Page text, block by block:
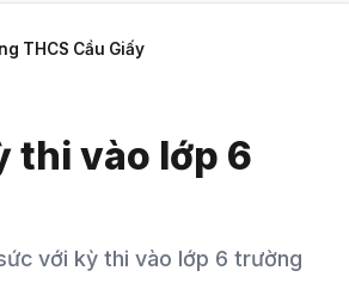
THCS Cầu Giấy
thi vào lớp 6
với kỳ thi vào lớp 6 trường